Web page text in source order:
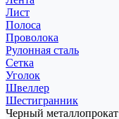
Лист
Полоса
Проволока
Рулонная сталь
Сетка
Уголок
Швеллер
Шестигранник
Черный металлопрокат